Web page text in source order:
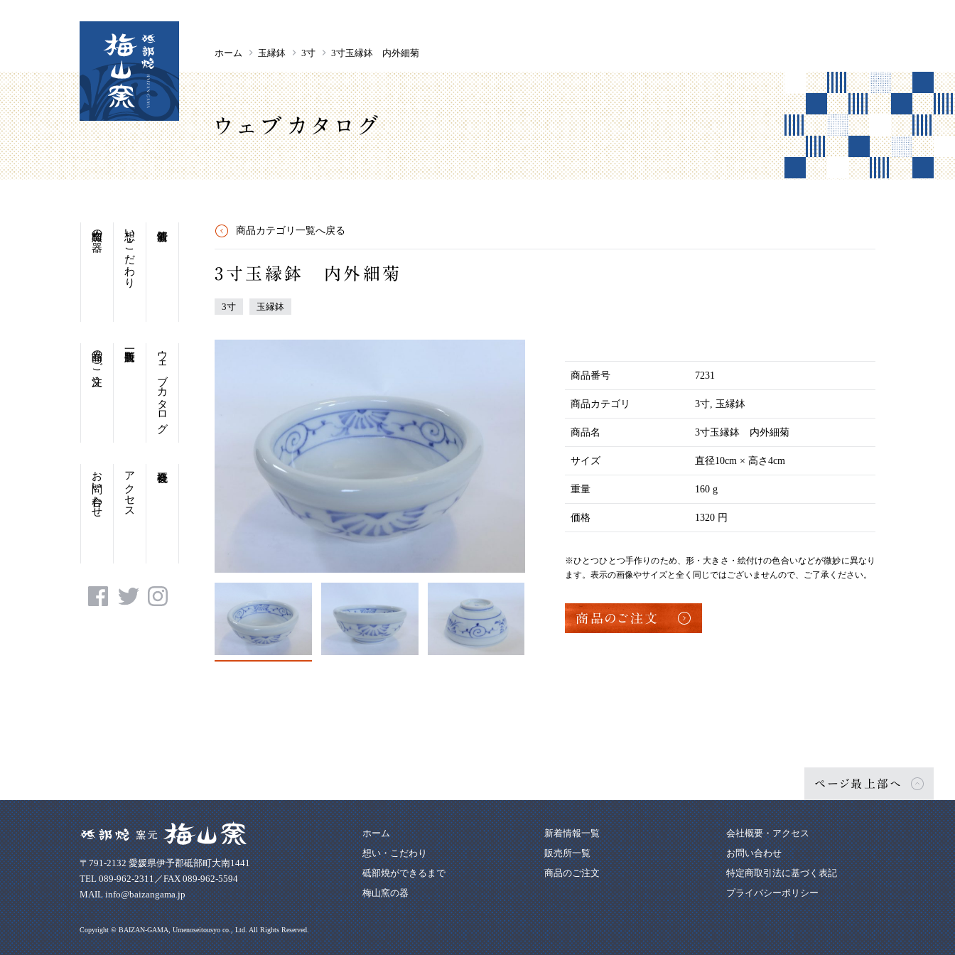
ホーム 玉縁鉢 3寸 3寸玉縁鉢 内外細菊
ウェブカタログ
想い・こだわり
梅山窯の器
ウェブカタログ
商品のご注文
アクセス
お問い合わせ
商品カテゴリ一覧へ戻る
3寸玉縁鉢 内外細菊
3寸 玉縁鉢
商品番号 7231
商品カテゴリ 3寸 玉縁鉢
商品名 3寸玉縁鉢 内外細菊
サイズ 直径10cm × 高さ4cm
重量 160 g
価格 1320 円
※ひとつひとつ手作りのため、形・大きさ・絵付けの色合いなどが微妙に異なり
ます。表示の画像やサイズと全く同じではございませんので、ご了承ください。
商品のご注文
ページ最上部へ
〒791-2132 愛媛県伊予郡砥部町大南1441
TEL 089-962-2311／FAX 089-962-5594
MAIL info@baizangama.jp
ホーム
想い・こだわり
砥部焼ができるまで
梅山窯の器
新着情報一覧
販売所一覧
商品のご注文
会社概要・アクセス
お問い合わせ
特定商取引法に基づく表記
プライバシーポリシー
Copyright © BAIZAN-GAMA, Umenoseitousyo co., Ltd. All Rights Reserved.